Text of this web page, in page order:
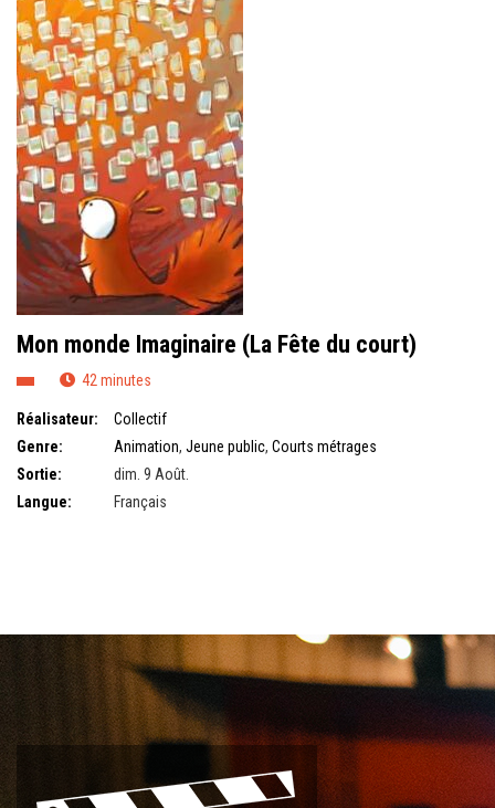
Mon monde Imaginaire (La Fête du court)
42 minutes
Réalisateur:
Collectif
Genre:
Animation, Jeune public, Courts métrages
Sortie:
dim. 9 Août.
Langue:
Français